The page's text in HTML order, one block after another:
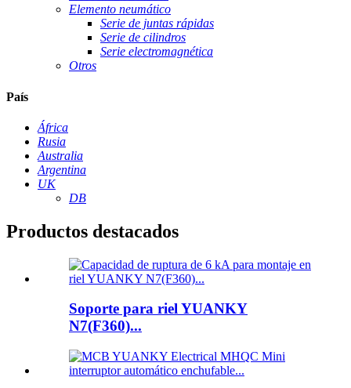
Elemento neumático
Serie de juntas rápidas
Serie de cilindros
Serie electromagnética
Otros
País
África
Rusia
Australia
Argentina
UK
DB
Productos destacados
Soporte para riel YUANKY
N7(F360)...